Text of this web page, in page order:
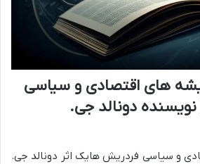
های اقتصادی و سیاسی
دونالد جی.
و سیاسی فردریش هایک اثر دونالد جی.